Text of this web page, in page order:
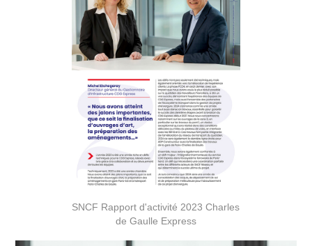
SNCF Rapport d'activité 2023 Charles
de Gaulle Express